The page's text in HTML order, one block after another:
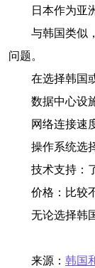
日本作为亚
与韩国类似
问题。
在选择韩国
数据中心设
网络连接速
操作系统选
技术支持：
价格：比较
无论选择韩
来源： 韩国